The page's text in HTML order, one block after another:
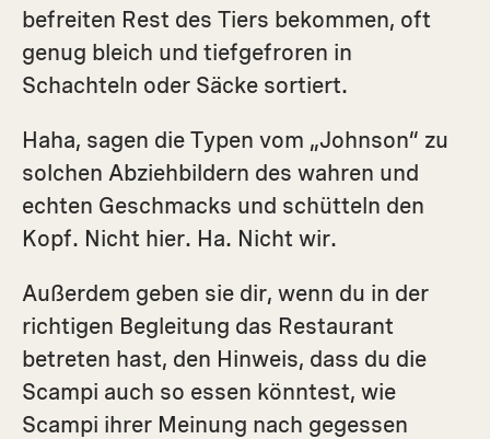
befreiten Rest des Tiers bekommen, oft
genug bleich und tiefgefroren in
Schachteln oder Säcke sortiert.
Haha, sagen die Typen vom „Johnson“ zu
solchen Abziehbildern des wahren und
echten Geschmacks und schütteln den
Kopf. Nicht hier. Ha. Nicht wir.
Außerdem geben sie dir, wenn du in der
richtigen Begleitung das Restaurant
betreten hast, den Hinweis, dass du die
Scampi auch so essen könntest, wie
Scampi ihrer Meinung nach gegessen